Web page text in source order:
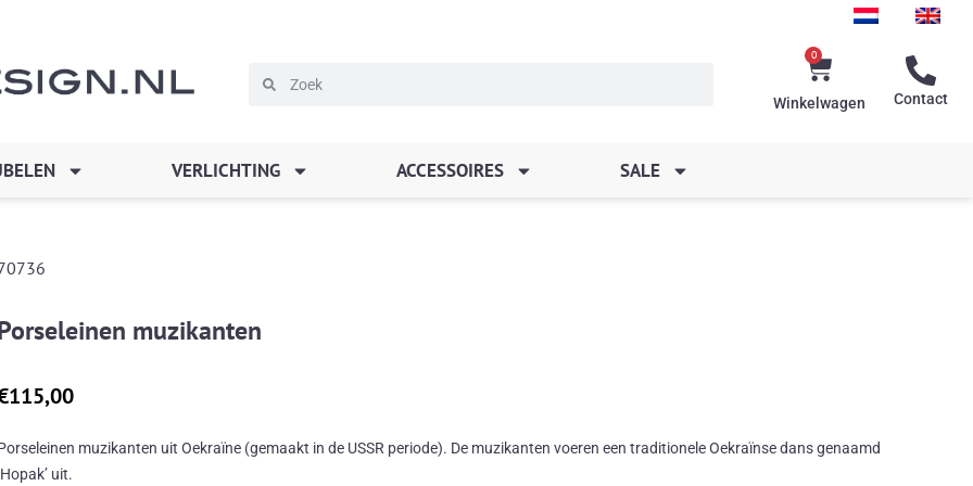
ZoekenZoeken
0
Winkelwagen
Winkelwagen Contact
VERLICHTING ACCESSOIRES SALE
muzikanten
115,00
muzikanten uit Oekraïne (gemaakt in de USSR periode). De muzikanten voeren een traditionele Oekraïnse dans genaamd
uit.